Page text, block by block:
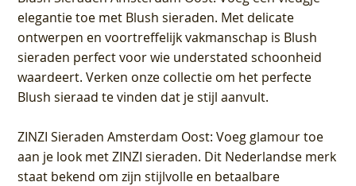
elegantie toe met Blush sieraden. Met delicate
ontwerpen en voortreffelijk vakmanschap is Blush
sieraden perfect voor wie understated schoonheid
waardeert. Verken onze collectie om het perfecte
Blush sieraad te vinden dat je stijl aanvult.
ZINZI Sieraden Amsterdam Oost: Voeg glamour toe
aan je look met ZINZI sieraden. Dit Nederlandse merk
staat bekend om zijn stijlvolle en betaalbare